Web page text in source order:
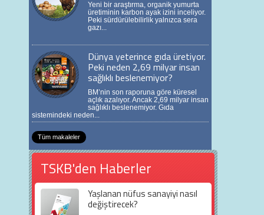
Yeni bir araştırma, organik yumurta
üretiminin karbon ayak izini inceliyor.
Peki sürdürülebilirlik yalnızca sera
gazı...
Dünya yeterince gıda üretiyor.
Peki neden 2,69 milyar insan
sağlıklı beslenemiyor?
BM’nin son raporuna göre küresel
açlık azalıyor. Ancak 2,69 milyar insan
sağlıklı beslenemiyor. Gıda
sistemindeki neden...
Tüm makaleler
TSKB'den Haberler
Yaşlanan nüfus sanayiyi nasıl
değiştirecek?